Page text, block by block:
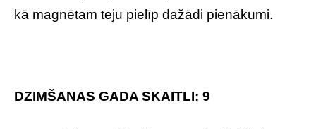
kā magnētam teju pielīp dažādi pienākumi.
DZIMŠANAS GADA SKAITLI: 9